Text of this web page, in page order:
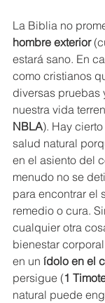
La Biblia no
hombre exterior
estará sano. En
como cristianos
diversas pruebas
nuestra vida
NBLA). Hay
salud natural
en el asiento del
menudo no se
para encontrar el
remedio o cura.
cualquier otra
bienestar
en un ídolo en el
persigue (1
natural puede